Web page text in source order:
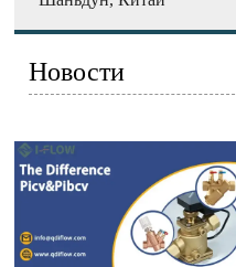
Новости